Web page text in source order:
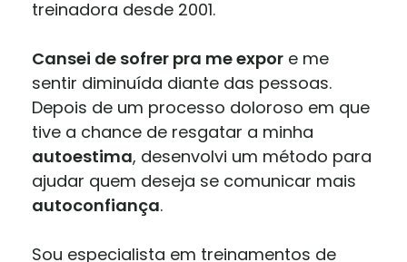
treinadora desde 2001.
Cansei de sofrer pra me expor e me
sentir diminuída diante das pessoas.
Depois de um processo doloroso em que
tive a chance de resgatar a minha
autoestima, desenvolvi um método para
ajudar quem deseja se comunicar mais
autoconfiança.
Sou especialista em treinamentos de